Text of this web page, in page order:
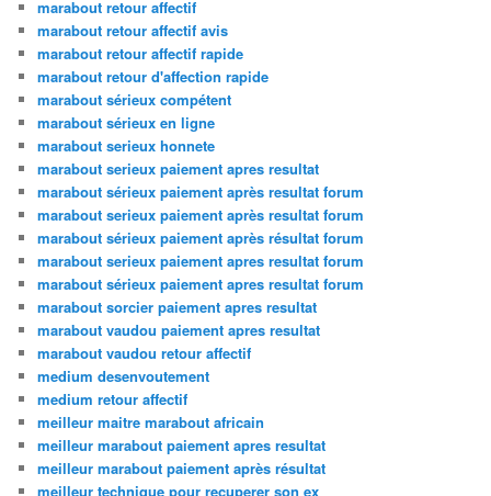
marabout retour affectif
marabout retour affectif avis
marabout retour affectif rapide
marabout retour d'affection rapide
marabout sérieux compétent
marabout sérieux en ligne
marabout serieux honnete
marabout serieux paiement apres resultat
marabout sérieux paiement après resultat forum
marabout serieux paiement après resultat forum
marabout sérieux paiement après résultat forum
marabout serieux paiement apres resultat forum
marabout sérieux paiement apres resultat forum
marabout sorcier paiement apres resultat
marabout vaudou paiement apres resultat
marabout vaudou retour affectif
medium desenvoutement
medium retour affectif
meilleur maitre marabout africain
meilleur marabout paiement apres resultat
meilleur marabout paiement après résultat
meilleur technique pour recuperer son ex